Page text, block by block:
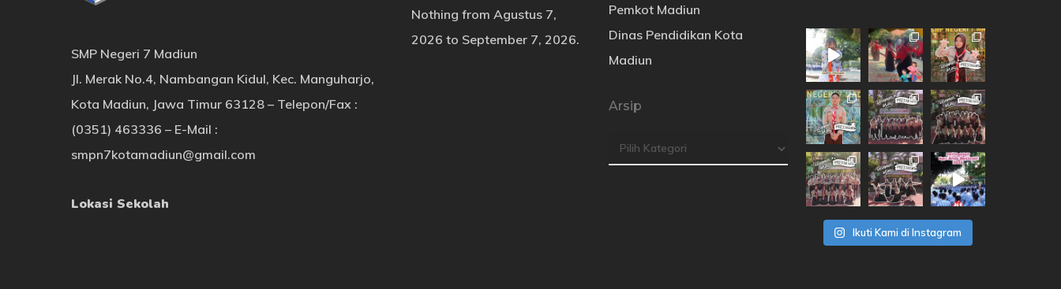
SMP Negeri 7 Madiun
Jl. Merak No.4, Nambangan Kidul, Kec. Manguharjo,
Kota Madiun, Jawa Timur 63128 – Telepon/Fax :
(0351) 463336 – E-Mail :
smpn7kotamadiun@gmail.com
Lokasi Sekolah
Nothing from Agustus 7,
2026 to September 7, 2026.
Pemkot Madiun
Dinas Pendidikan Kota
Madiun
Arsip
Arsip
Ikuti Kami di Instagram